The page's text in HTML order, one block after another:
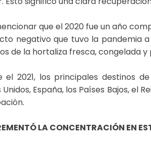
que el 2020 fue un año
negativo que tuvo la pandemia
de la hortaliza fresca, congelada y
el 2021, los principales destinos
Unidos, España, los Países Bajos, el
LA CONCENTRACIÓN EN